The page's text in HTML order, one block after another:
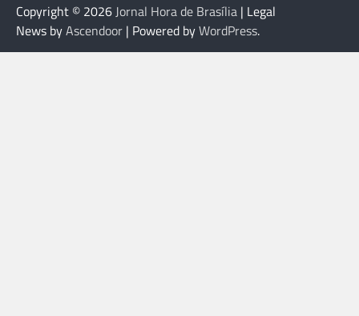
Copyright © 2026 Jornal Hora de Brasília | Legal
News byAscendoor | Powered byWordPress.